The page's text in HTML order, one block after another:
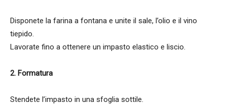
Disponete la farina a fontana e unite il sale, l’olio e il vino
tiepido.
Lavorate fino a ottenere un impasto elastico e liscio.
2. Formatura
Stendete l’impasto in una sfoglia sottile.